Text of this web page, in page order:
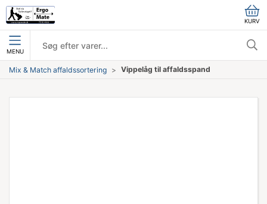
KURV
MENU
Mix & Match affaldssortering Vippelåg til affaldsspand